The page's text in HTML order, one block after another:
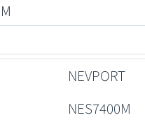
NEVPORT
NES7400M